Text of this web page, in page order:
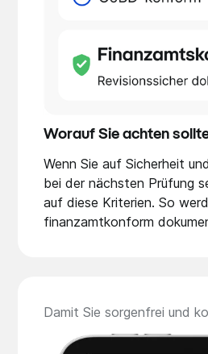
Worauf Sie achten
Wenn Sie auf Sicherheit
bei der nächsten Prüfung
auf diese Kriterien. So
finanzamtkonform
Damit Sie sorgenfrei und